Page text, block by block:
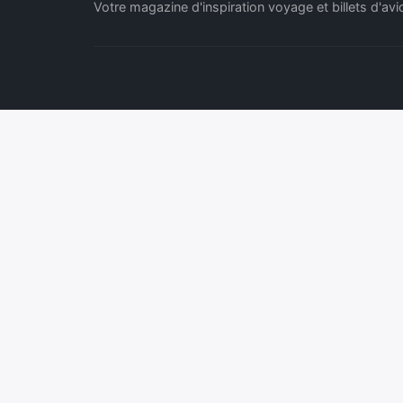
Votre magazine d'inspiration voyage et billets